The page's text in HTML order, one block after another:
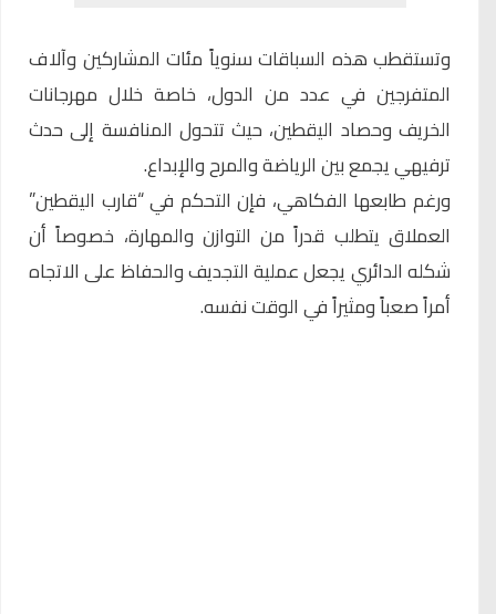
وتستقطب هذه السباقات سنوياً مئات المشاركين وآلاف
المتفرجين في عدد من الدول، خاصة خلال مهرجانات
الخريف وحصاد اليقطين، حيث تتحول المنافسة إلى حدث
ترفيهي يجمع بين الرياضة والمرح والإبداع.
ورغم طابعها الفكاهي، فإن التحكم في “قارب اليقطين”
العملاق يتطلب قدراً من التوازن والمهارة، خصوصاً أن
شكله الدائري يجعل عملية التجديف والحفاظ على الاتجاه
أمراً صعباً ومثيراً في الوقت نفسه.